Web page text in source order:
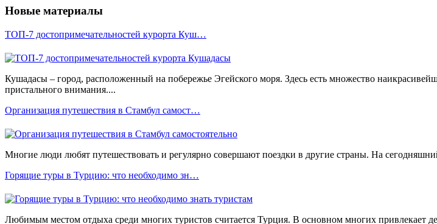
Новые материалы
ТОП-7 достопримечательностей курорта Куш…
Кушадасы – город, расположенный на побережье Эгейского моря. Здесь есть множество
пристального внимания....
Организация путешествия в Стамбул самост…
Многие люди любят путешествовать и регулярно совершают поездки в другие страны. На
Горящие туры в Турцию: что необходимо зн…
Любимым местом отдыха среди многих туристов считается Турция. В основном многих привлекает